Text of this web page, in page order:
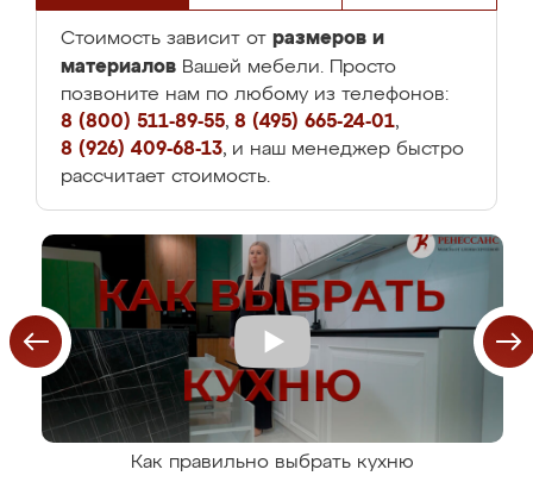
Стоимость зависит от размеров и
материалов Вашей мебели. Просто
позвоните нам по любому из телефонов:
8 (800) 511-89-55, 8 (495) 665-24-01,
8 (926) 409-68-13, и наш менеджер быстро
рассчитает стоимость.
Как правильно выбрать кухню